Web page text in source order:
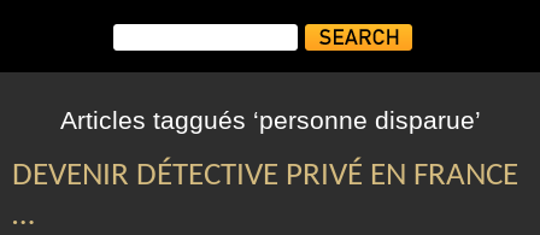
Articles taggués ‘personne disparue’
DEVENIR DÉTECTIVE PRIVÉ EN FRANCE
…